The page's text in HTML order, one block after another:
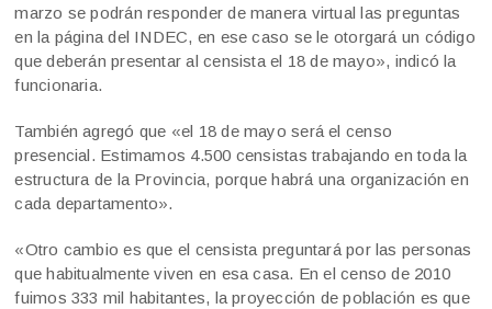
marzo se podrán responder de manera virtual las preguntas
en la página del INDEC, en ese caso se le otorgará un código
que deberán presentar al censista el 18 de mayo», indicó la
funcionaria.
También agregó que «el 18 de mayo será el censo
presencial. Estimamos 4.500 censistas trabajando en toda la
estructura de la Provincia, porque habrá una organización en
cada departamento».
«Otro cambio es que el censista preguntará por las personas
que habitualmente viven en esa casa. En el censo de 2010
fuimos 333 mil habitantes, la proyección de población es que